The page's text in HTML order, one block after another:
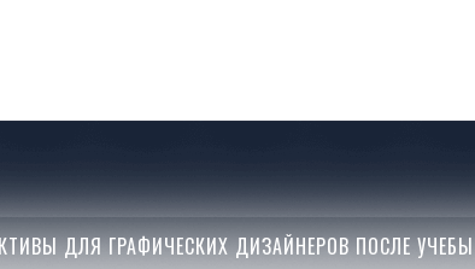
ДЛЯ ГРАФИЧЕСКИХ ДИЗАЙНЕРОВ ПОСЛЕ УЧЕБЫ